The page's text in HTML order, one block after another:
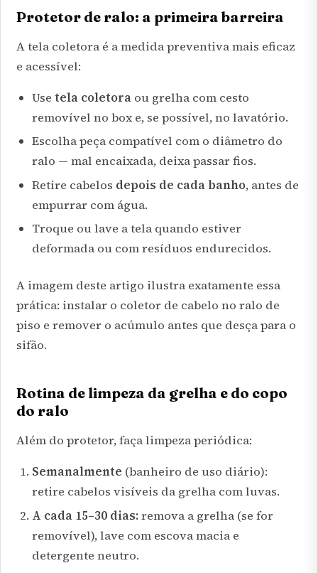
Protetor de ralo: a primeira barreira
A tela coletora é a medida preventiva mais eficaz
e acessível:
Use tela coletoraou grelha com cesto
removível no box e, se possível, no lavatório.
Escolha peça compatível com o diâmetro do
ralo — mal encaixada, deixa passar fios.
Retire cabelos depois de cada banho, antes de
empurrar com água.
Troque ou lave a tela quando estiver
deformada ou com resíduos endurecidos.
A imagem deste artigo ilustra exatamente essa
prática: instalar o coletor de cabelo no ralo de
piso e remover o acúmulo antes que desça para o
sifão.
Rotina de limpeza da grelha e do copo
do ralo
Além do protetor, faça limpeza periódica:
Semanalmente (banheiro de uso diário):
retire cabelos visíveis da grelha com luvas.
A cada 15–30 dias:remova a grelha (se for
removível), lave com escova macia e
detergente neutro.